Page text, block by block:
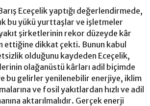
Eceçelik yaptığı değerlendirmede,
bu yükü yurttaşlar ve işletmeler
şirketlerinin rekor düzeyde kâr
ettiğine dikkat çekti. Bunun kabul
olduğunu kaydeden Eceçelik,
olağanüstü kârları adil biçimde
bu gelirler yenilenebilir enerjiye, iklim
ve fosil yakıtlardan hızlı ve adil
aktarılmalıdır. Gerçek enerji